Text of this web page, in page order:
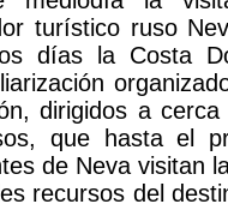
turístico ruso
días la Costa
dirigidos a
que hasta el
de Neva visitan
recursos del